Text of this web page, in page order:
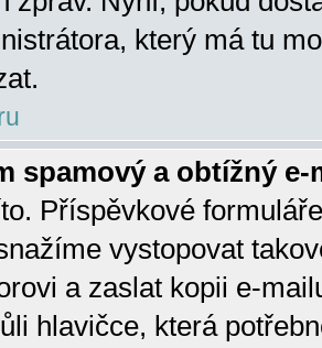
který má tu
spamový a obtížný
Příspěvkové
vystopovat
a zaslat kopii e-
hlavičce, která